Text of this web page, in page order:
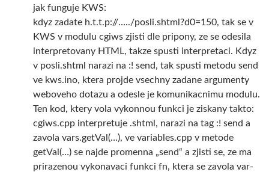
jak funguje KWS:
kdyz zadate h.t.t.p://…../posli.shtml?d0=150, tak se v
KWS v modulu cgiws zjisti dle pripony, ze se odesila
interpretovany HTML, takze spusti interpretaci. Kdyz
v posli.shtml narazi na :! send, tak spusti metodu send
ve kws.ino, ktera projde vsechny zadane argumenty
weboveho dotazu a odesle je komunikacnimu modulu.
Ten kod, ktery vola vykonnou funkci je ziskany takto:
cgiws.cpp interpretuje .shtml, narazi na tag :! send a
zavola vars.getVal(…), ve variables.cpp v metode
getVal(…) se najde promenna „send“ a zjisti se, ze ma
prirazenou vykonavaci funkci fn, ktera se zavola var-